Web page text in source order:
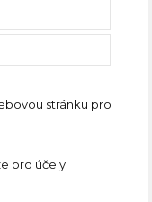
stránku pro
pro účely